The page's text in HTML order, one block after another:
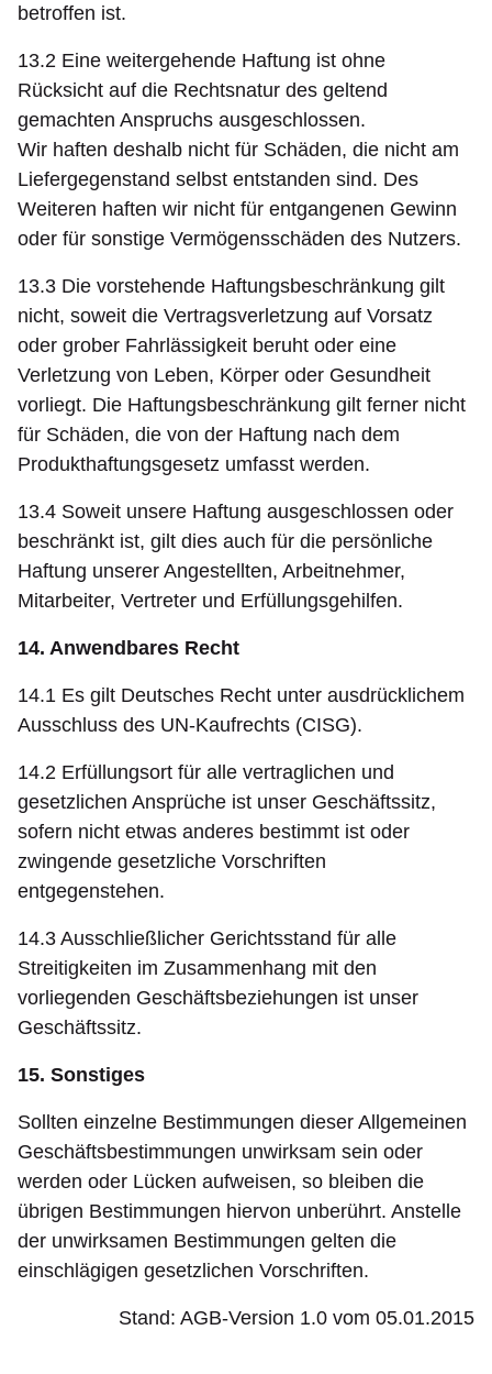
betroffen ist.
13.2 Eine weitergehende Haftung ist ohne
Rücksicht auf die Rechtsnatur des geltend
gemachten Anspruchs ausgeschlossen.
Wir haften deshalb nicht für Schäden, die nicht am
Liefergegenstand selbst entstanden sind. Des
Weiteren haften wir nicht für entgangenen Gewinn
oder für sonstige Vermögensschäden des Nutzers.
13.3 Die vorstehende Haftungsbeschränkung gilt
nicht, soweit die Vertragsverletzung auf Vorsatz
oder grober Fahrlässigkeit beruht oder eine
Verletzung von Leben, Körper oder Gesundheit
vorliegt. Die Haftungsbeschränkung gilt ferner nicht
für Schäden, die von der Haftung nach dem
Produkthaftungsgesetz umfasst werden.
13.4 Soweit unsere Haftung ausgeschlossen oder
beschränkt ist, gilt dies auch für die persönliche
Haftung unserer Angestellten, Arbeitnehmer,
Mitarbeiter, Vertreter und Erfüllungsgehilfen.
14. Anwendbares Recht
14.1 Es gilt Deutsches Recht unter ausdrücklichem
Ausschluss des UN-Kaufrechts (CISG).
14.2 Erfüllungsort für alle vertraglichen und
gesetzlichen Ansprüche ist unser Geschäftssitz,
sofern nicht etwas anderes bestimmt ist oder
zwingende gesetzliche Vorschriften
entgegenstehen.
14.3 Ausschließlicher Gerichtsstand für alle
Streitigkeiten im Zusammenhang mit den
vorliegenden Geschäftsbeziehungen ist unser
Geschäftssitz.
15. Sonstiges
Sollten einzelne Bestimmungen dieser Allgemeinen
Geschäftsbestimmungen unwirksam sein oder
werden oder Lücken aufweisen, so bleiben die
übrigen Bestimmungen hiervon unberührt. Anstelle
der unwirksamen Bestimmungen gelten die
einschlägigen gesetzlichen Vorschriften.
Stand: AGB-Version 1.0 vom 05.01.2015